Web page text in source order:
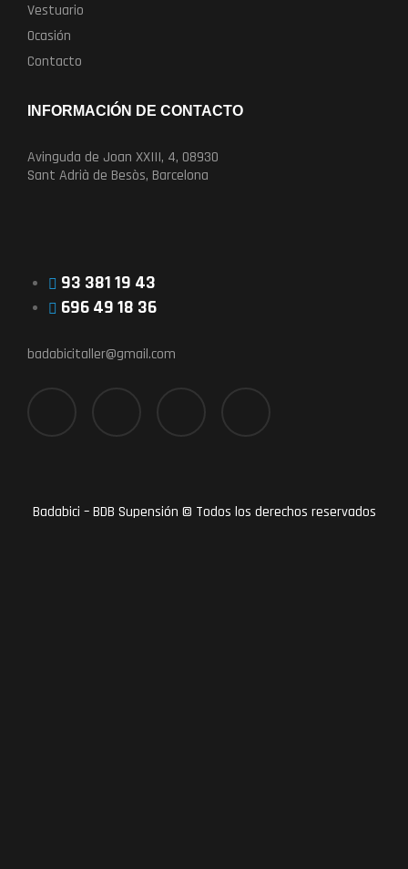
Vestuario
Ocasión
Contacto
INFORMACIÓN DE CONTACTO
Avinguda de Joan XXIII, 4, 08930
Sant Adrià de Besòs, Barcelona
93 381 19 43
696 49 18 36
badabicitaller@gmail.com
Badabici – BDB Supensión © Todos los derechos reservados